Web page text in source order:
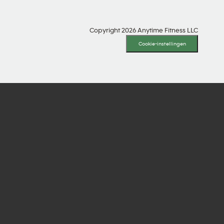
Copyright 2026 Anytime Fitness LLC
Cookie-instellingen